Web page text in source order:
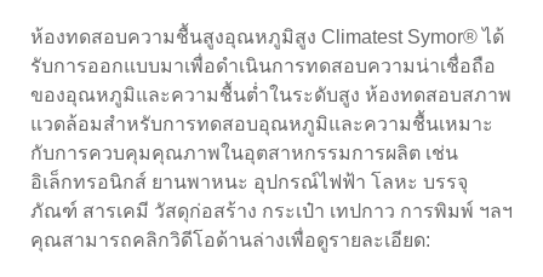
ห้องทดสอบความชื้นสูงอุณหภูมิสูง Climatest Symor® ได้
รับการออกแบบมาเพื่อดำเนินการทดสอบความน่าเชื่อถือ
ของอุณหภูมิและความชื้นต่ำในระดับสูง ห้องทดสอบสภาพ
แวดล้อมสำหรับการทดสอบอุณหภูมิและความชื้นเหมาะ
กับการควบคุมคุณภาพในอุตสาหกรรมการผลิต เช่น
อิเล็กทรอนิกส์ ยานพาหนะ อุปกรณ์ไฟฟ้า โลหะ บรรจุ
ภัณฑ์ สารเคมี วัสดุก่อสร้าง กระเป๋า เทปกาว การพิมพ์ ฯลฯ
คุณสามารถคลิกวิดีโอด้านล่างเพื่อดูรายละเอียด: